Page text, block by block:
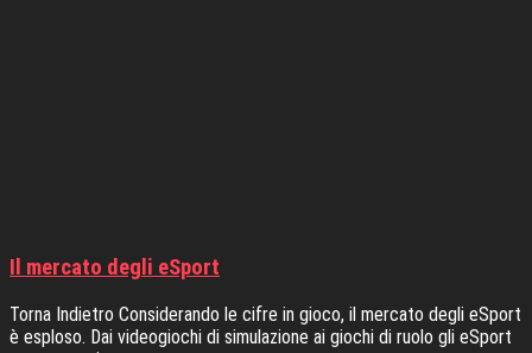
Il mercato degli eSport
Torna Indietro Considerando le cifre in gioco, il mercato degli eSport
è esploso. Dai videogiochi di simulazione ai giochi di ruolo gli eSport